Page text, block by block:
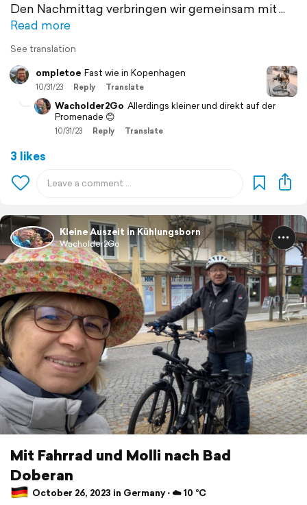
Den Nachmittag verbringen wir gemeinsam mit
Read more
See translation
ompletoe Fast wie in Kopenhagen
10/31/23 Reply Translate
Wacholder2Go Allerdings kleiner und direkt auf der
Promenade 😊
10/31/23 Reply Translate
3 likes
Kleine Auszeit in Kühlungsborn
Wacholder2Go
Mit Fahrrad und Molli nach Bad
Doberan
October 26, 2023 in Germany ⋅ ☁️ 10 °C